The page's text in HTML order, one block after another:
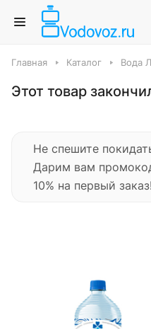
Главная Каталог Вода
Этот товар
Не спешите
Дарим вам
10% на первый заказ!